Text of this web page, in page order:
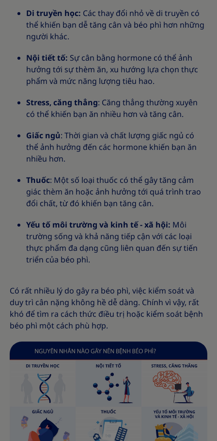
Di truyền học: Các thay đổi nhỏ về di truyền có
thể khiến bạn dễ tăng cân và béo phì hơn những
người khác.
Nội tiết tố: Sự cân bằng hormone có thể ảnh
hưởng tới sự thèm ăn, xu hướng lựa chọn thực
phẩm và mức năng lượng tiêu hao.
Stress, căng thẳng: Căng thẳng thường xuyên
có thể khiến bạn ăn nhiều hơn và tăng cân.
Giấc ngủ: Thời gian và chất lượng giấc ngủ có
thể ảnh hưởng đến các hormone khiến bạn ăn
nhiều hơn.
Thuốc: Một số loại thuốc có thể gây tăng cảm
giác thèm ăn hoặc ảnh hưởng tới quá trình trao
đổi chất, từ đó khiến bạn tăng cân.
Yếu tố môi trường và kinh tế - xã hội: Môi
trường sống và khả năng tiếp cận với các loại
thực phẩm đa dạng cũng liên quan đến sự tiến
triển của béo phì.
Có rất nhiều lý do gây ra béo phì, việc kiểm soát và
duy trì cân nặng không hề dễ dàng. Chính vì vậy, rất
khó để tìm ra cách thức điều trị hoặc kiểm soát bệnh
béo phì một cách phù hợp.